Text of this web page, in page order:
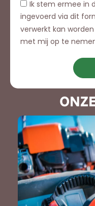
Ik stem ermee in
ingevoerd via dit
verwerkt kan
met mij op te